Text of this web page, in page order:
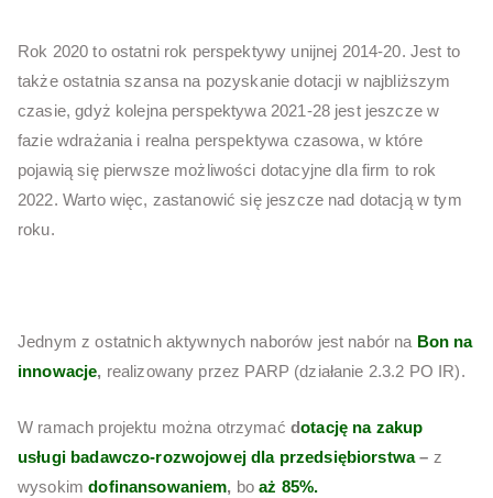
Rok 2020 to ostatni rok perspektywy unijnej 2014-20. Jest to
także ostatnia szansa na pozyskanie dotacji w najbliższym
czasie, gdyż kolejna perspektywa 2021-28 jest jeszcze w
fazie wdrażania i realna perspektywa czasowa, w które
pojawią się pierwsze możliwości dotacyjne dla firm to rok
2022. Warto więc, zastanowić się jeszcze nad dotacją w tym
roku.
Jednym z ostatnich aktywnych naborów jest nabór na Bon na
innowacje, realizowany przez PARP (działanie 2.3.2 PO IR).
W ramach projektu można otrzymać dotację na zakup
usługi badawczo-rozwojowej dla przedsiębiorstwa– z
wysokimdofinansowaniem, bo aż 85%.